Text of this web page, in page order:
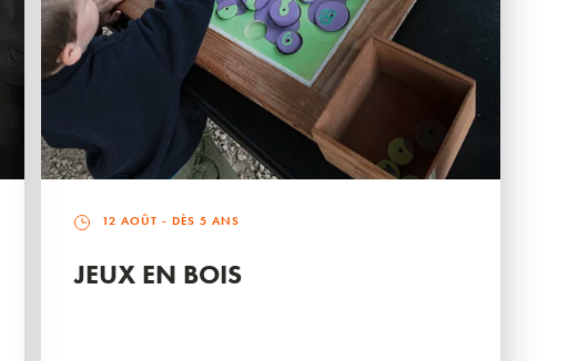
12 AOÛT - DÈS 5 ANS
JEUX EN BOIS